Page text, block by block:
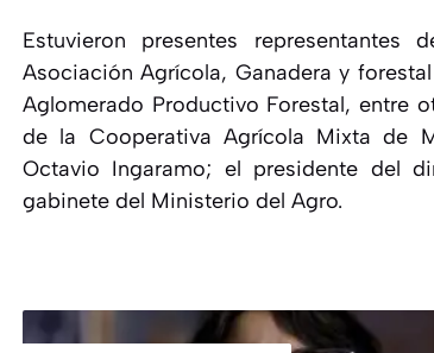
Estuvieron presentes
Asociación Agrícola, Ganadera y
Aglomerado Productivo Forestal, entre
de la Cooperativa Agrícola Mixta de
Octavio Ingaramo; el presidente del
gabinete del Ministerio del Agro.